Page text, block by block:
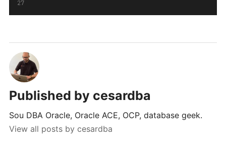
Published by cesardba
Sou DBA Oracle, Oracle ACE, OCP, database geek.
View all posts by cesardba